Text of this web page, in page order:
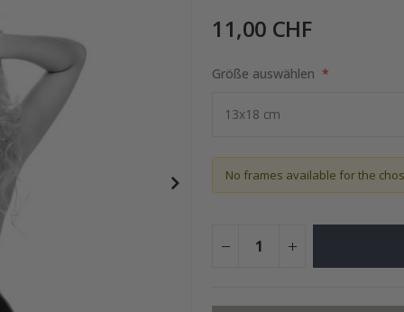
11,00 CHF
Größe auswählen
No frames available for the